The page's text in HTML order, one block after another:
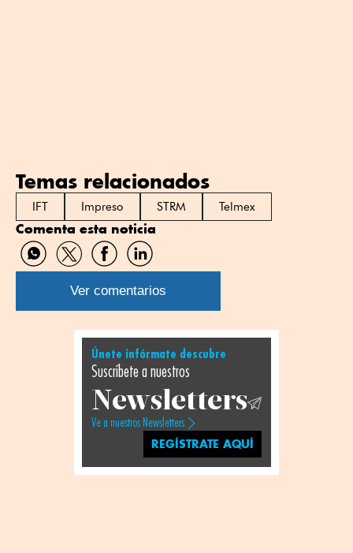
Temas relacionados
IFT Impreso STRM Telmex
Comenta esta noticia
Compartir
por
WhatsApp
Compartir
por
Twitter
Compartir
por
Facebook
Compartir
por
Linkedin
Ver comentarios
Únete infórmate descubre
Suscríbete a nuestros
Newsletters
Ve a nuestros Newsletters
REGÍSTRATE AQUÍ